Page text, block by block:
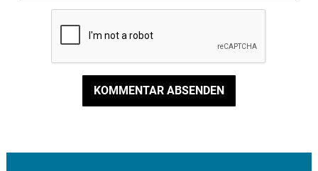
KOMMENTAR ABSENDEN